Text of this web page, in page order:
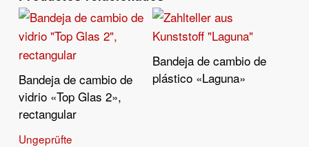
Leer Más
Bandeja de cambio de
vidrio «Top Glas 2»,
rectangular
Ungeprüfte
Leer Más
Bandeja de cambio de
plástico «Laguna»